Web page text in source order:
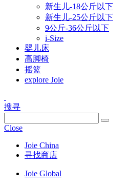
新生儿-18公斤以下
新生儿-25公斤以下
9公斤-36公斤以下
i-Size
婴儿床
高脚椅
摇篮
explore Joie
搜寻
Close
Joie China
寻找商店
Joie Global